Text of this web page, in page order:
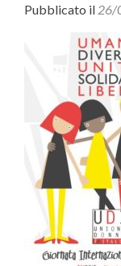
Pubblicato il 26/